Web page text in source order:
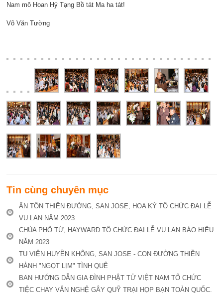
Nam mô Hoan Hỷ Tạng Bồ tát Ma ha tát!
Võ Văn Tường
Tin cùng chuyên mục
ẤN TÔN THIỀN ĐƯỜNG, SAN JOSE, HOA KỲ TỔ CHỨC ĐẠI LỄ
VU LAN NĂM 2023.
CHÙA PHỔ TỪ, HAYWARD TỔ CHỨC ĐẠI LỄ VU LAN BÁO HIẾU
NĂM 2023
TU VIỆN HUYỀN KHÔNG, SAN JOSE - CON ĐƯỜNG THIỀN
HÀNH "NGỌT LỊM" TÌNH QUÊ
BAN HƯỚNG DẪN GIA ĐÌNH PHẬT TỬ VIỆT NAM TỔ CHỨC
TIỆC CHAY VĂN NGHỆ GÂY QUỸ TRẠI HỌP BẠN TOÀN QUỐC.